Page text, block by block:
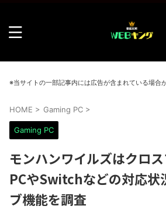
※当サイトの一部記事内には広告が含まれている場合
HOME > Gaming PC >
Gaming PC
モンハンワイルズはクロ
PCやSwitchなどの対応状
ブ機能を調査